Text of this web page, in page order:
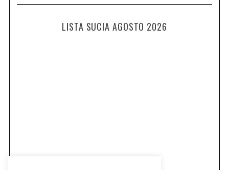
LISTA SUCIA AGOSTO 2026